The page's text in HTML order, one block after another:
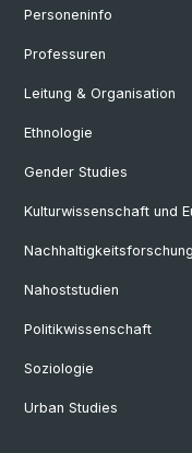
Personeninfo
Professuren
Leitung & Organisation
Ethnologie
Gender Studies
Kulturwissenschaft und
Nachhaltigkeitsforschung
Nahoststudien
Politikwissenschaft
Soziologie
Urban Studies